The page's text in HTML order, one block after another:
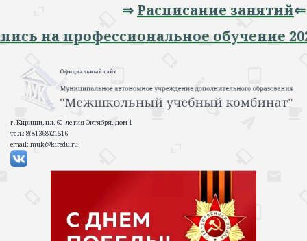
Расписание занятий⇐
Запись на профессиональное
г. Кириши, пл. 60-летия Октября, дом 1
тел.: 8(81368)21516
email: muk@kiredu.ru